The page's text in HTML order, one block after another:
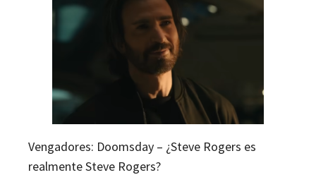
Vengadores: Doomsday – ¿Steve Rogers es
realmente Steve Rogers?